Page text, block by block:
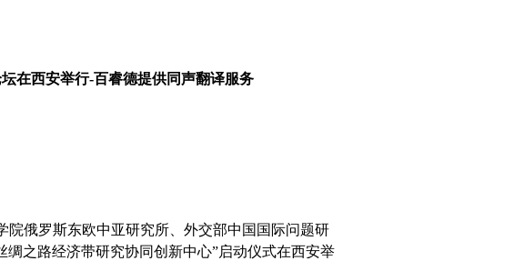
在西安举行-百睿德提供同声翻译服务
俄罗斯东欧中亚研究所、外交部中国国际问题研
之路经济带研究协同创新中心”启动仪式在西安举